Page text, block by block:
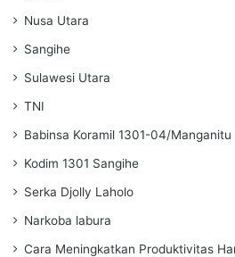
Nusa Utara
Sangihe
Sulawesi Utara
TNI
Babinsa Koramil 1301-04/Manganitu
Kodim 1301 Sangihe
Serka Djolly Laholo
Narkoba labura
Cara Meningkatkan Produktivitas